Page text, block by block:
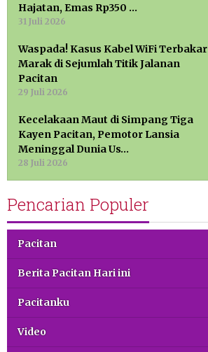
Hajatan, Emas Rp350 …
31 Juli 2026
Waspada! Kasus Kabel WiFi Terbakar
Marak di Sejumlah Titik Jalanan
Pacitan
29 Juli 2026
Kecelakaan Maut di Simpang Tiga
Kayen Pacitan, Pemotor Lansia
Meninggal Dunia Us…
28 Juli 2026
Pencarian Populer
Pacitan
Berita Pacitan Hari ini
Pacitanku
Video